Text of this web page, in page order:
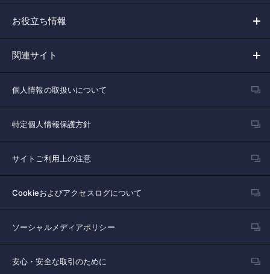
お役立ち情報
関連サイト
個人情報の取扱いについて
特定個人情報保護方針
サイトご利用上の注意
Cookieおよびアクセスログについて
ソーシャルメディアポリシー
安心・安全な取引のために